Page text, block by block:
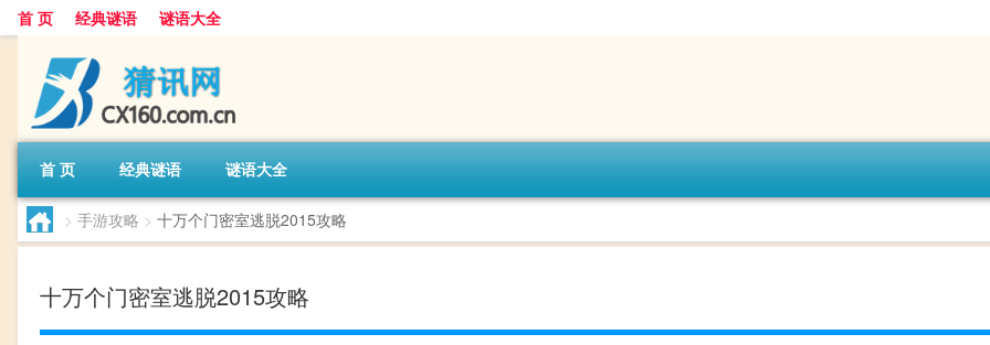
首 页 经典谜语 谜语大全
首 页 经典谜语 谜语大全
> 手游攻略 > 十万个门密室逃脱2015攻略
十万个门密室逃脱2015攻略